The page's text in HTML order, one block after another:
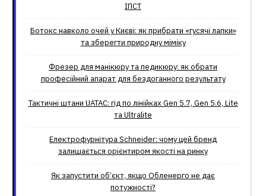
ІПСТ
Ботокс навколо очей у Києві: як прибрати «гусячі лапки»
та зберегти природну міміку
Фрезер для манікюру та педикюру: як обрати
професійний апарат для бездоганного результату
Тактичні штани UATAC: гід по лінійках Gen 5.7, Gen 5.6, Lite
та Ultralite
Електрофурнітура Schneider: чому цей бренд
залишається орієнтиром якості на ринку
Як запустити об’єкт, якщо Обленерго не дає
потужності?